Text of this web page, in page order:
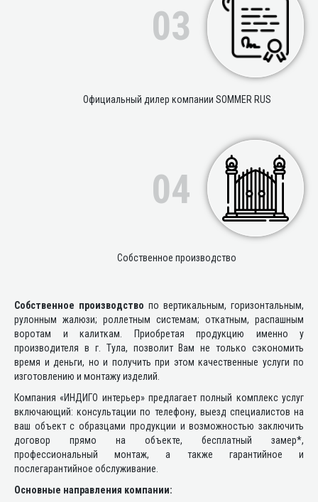
03
Официальный дилер компании SOMMER RUS
04
Собственное производство
Собственное производство по вертикальным, горизонтальным,
рулонным жалюзи; роллетным системам; откатным, распашным
воротам и калиткам. Приобретая продукцию именно у
производителя в г. Тула, позволит Вам не только сэкономить
время и деньги, но и получить при этом качественные услуги по
изготовлению и монтажу изделий.
Компания «ИНДИГО интерьер» предлагает полный комплекс услуг
включающий: консультации по телефону, выезд специалистов на
ваш объект с образцами продукции и возможностью заключить
договор прямо на объекте, бесплатный замер*,
профессиональный монтаж, а также гарантийное и
послегарантийное обслуживание.
Основные направления компании: